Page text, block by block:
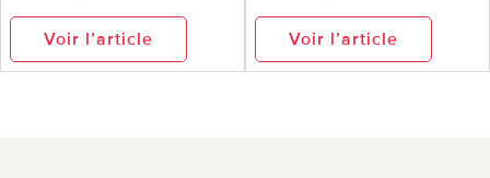
Voir l’article Voir l’article